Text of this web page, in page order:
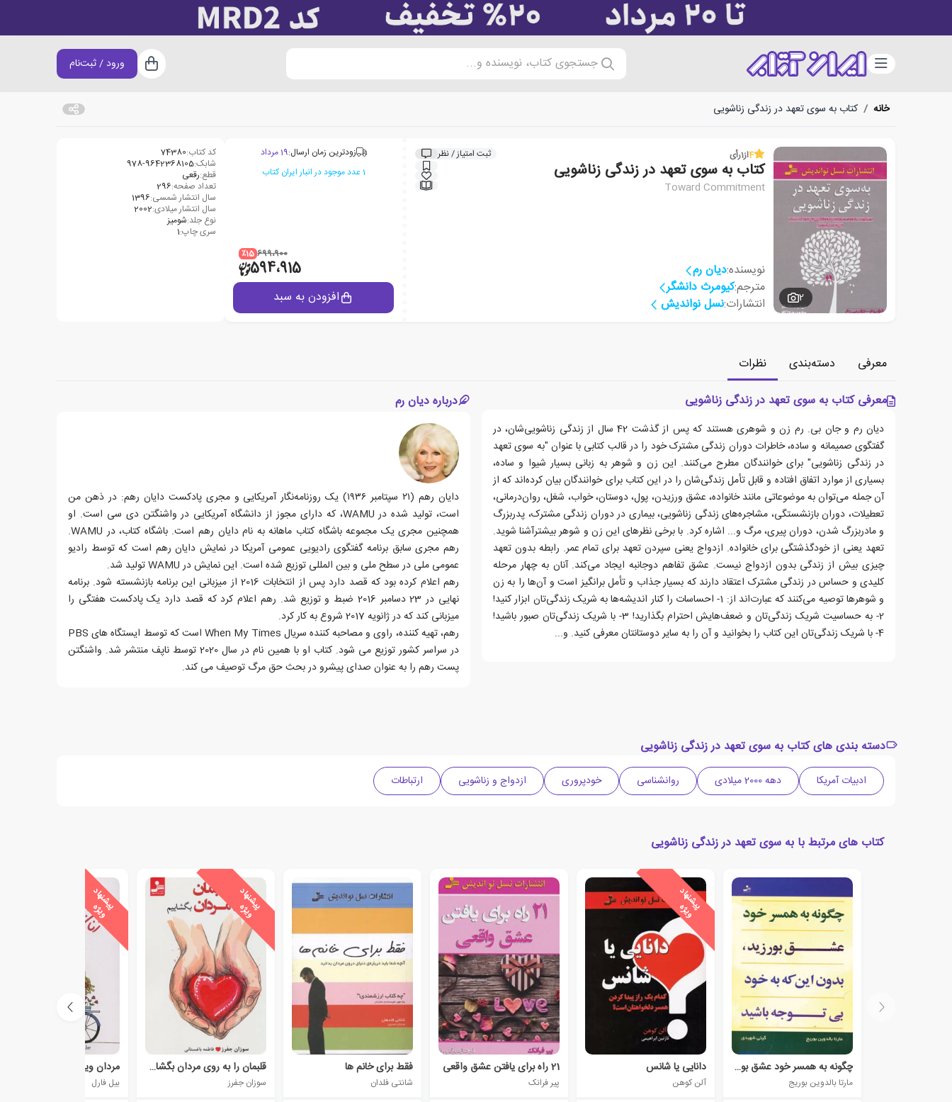
دسته‌بندی جستجوی کتاب، نویسنده و... سبد خرید
ورود / ثبت‌نام
خانه / کتاب به سوی تعهد در زندگی زناشویی
2
4از1رأی ثبت امتیاز / نظر
کتاب به سوی تعهد در زندگی زناشویی
Toward Commitment
نویسنده:دیان رم
مترجم:کیومرث دانشگر
انتشارات:نسل نواندیش
زودترین زمان ارسال:19 مرداد
1 عدد موجود در انبار ایران کتاب
699،900 ٪15
594،915
افزودن به سبد
کد کتاب:74380
شابک:978-9642368105
قطع:رقعی
تعداد صفحه:296
سال انتشار شمسی:1396
سال انتشار میلادی:2002
نوع جلد:شومیز
سری چاپ:1
معرفی دسته‌بندی
نظرات
معرفی کتاب به سوی تعهد در زندگی زناشویی
دیان رم و جان بی. رم زن و شوهری هستند که پس از گذشت 42 سال از زندگی زناشویی‌شان، در
گفتگوی صمیمانه و ساده، خاطرات دوران زندگی مشترک خود را در قالب کتابی با عنوان "به سوی تعهد
در زندگی زناشویی" برای خوانندگان مطرح می‌کنند. این زن و شوهر به زبانی بسیار شیوا و ساده،
بسیاری از موارد اتفاق افتاده و قابل تأمل زندگی‌شان را در این کتاب برای خوانندگان بیان کرده‌اند که از
آن جمله می‌توان به موضوعاتی مانند خانواده، عشق ورزیدن، پول، دوستان، خواب، شغل، روان‌درمانی،
تعطیلات، دوران بازنشستگی، مشاجره‌های زندگی زناشویی، بیماری در دوران زندگی مشترک، پدربزرگ
و مادربزرگ شدن، دوران پیری، مرگ و... اشاره کرد. با برخی نظرهای این زن و شوهر بیشترآشنا شوید.
تعهد یعنی از خودگذشتگی برای خانواده. ازدواج یعنی سپردن تعهد برای تمام عمر. رابطه بدون تعهد
چیزی بیش از زندگی بدون ازدواج نیست. عشق تفاهم دوجانبه ایجاد می‌کند. آنان به چهار مرحله
کلیدی و حساس در زندگی مشترک اعتقاد دارند که بسیار جذاب و تأمل برانگیز است و آن‌ها را به زن
و شوهرها توصیه می‌کنند که عبارت‌اند از: 1- احساسات را کنار اندیشه‌ها به شریک زندگی‌تان ابزار کنید!
2- به حساسیت شریک زندگی‌تان و ضعف‌هایش احترام بگذارید! 3- با شریک زندگی‌تان صبور باشید!
4- با شریک زندگی‌تان این کتاب را بخوانید و آن را به سایر دوستانتان معرفی کنید. و...
درباره دیان رم
دایان رهم (۲۱ سپتامبر ۱۹۳۶) یک روزنامه‌نگار آمریکایی و مجری پادکست دایان رهم: در ذهن من
است، تولید شده در WAMU، که دارای مجوز از دانشگاه آمریکایی در واشنگتن دی سی است. او
همچنین مجری یک مجموعه باشگاه کتاب ماهانه به نام دایان رهم است. باشگاه کتاب، در WAMU.
رهم مجری سابق برنامه گفتگوی رادیویی عمومی آمریکا در نمایش دایان رهم است که توسط رادیو
عمومی ملی در سطح ملی و بین المللی توزیع شده است. این نمایش در WAMU تولید شد.
رهم اعلام کرده بود که قصد دارد پس از انتخابات 2016 از میزبانی این برنامه بازنشسته شود. برنامه
نهایی در 23 دسامبر 2016 ضبط و توزیع شد. رهم اعلام کرد که قصد دارد یک پادکست هفتگی را
میزبانی کند که در ژانویه 2017 شروع به کار کرد.
رهم، تهیه کننده، راوی و مصاحبه کننده سریال When My Times است که توسط ایستگاه های PBS
در سراسر کشور توزیع می شود. کتاب او با همین نام در سال 2020 توسط ناپف منتشر شد. واشنگتن
پست رهم را به عنوان صدای پیشرو در بحث حق مرگ توصیف می کند.
دسته بندی های کتاب به سوی تعهد در زندگی زناشویی
ادبیات آمریکا دهه 2000 میلادی روانشناسی خودپروری ازدواج و زناشویی ارتباطات
کتاب های مرتبط با به سوی تعهد در زندگی زناشویی
چگونه به همسر خود عشق بورزید، بدون این که به خود بی توجه باشید
مارتا بالدوین بوریج
پ
ی
ش
ن
ه
ا
د
و
ی
ژ
ه
دانایی یا شانس
آلن کوهن
21 راه برای یافتن عشق واقعی
پیر فرانک
فقط برای خانم ها
شانتی فلدان
پ
ی
ش
ن
ه
ا
د
و
ی
ژ
ه
قلبمان را به روی مردان بگشاییم
سوزان جفرز
پ
ی
ش
ن
ه
ا
د
و
ی
ژ
ه
مردان ویفری زنان اسپاگتی
بیل فارل